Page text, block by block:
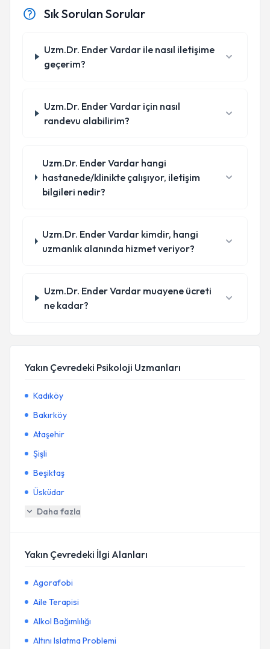
Sık Sorulan Sorular
Uzm.Dr. Ender Vardar ile nasıl iletişime
geçerim?
Uzm.Dr. Ender Vardar için nasıl
randevu alabilirim?
Uzm.Dr. Ender Vardar hangi
hastanede/klinikte çalışıyor, iletişim
bilgileri nedir?
Uzm.Dr. Ender Vardar kimdir, hangi
uzmanlık alanında hizmet veriyor?
Uzm.Dr. Ender Vardar muayene ücreti
ne kadar?
Yakın Çevredeki Psikoloji Uzmanları
Kadıköy
Bakırköy
Ataşehir
Şişli
Beşiktaş
Üsküdar
Daha fazla
Yakın Çevredeki İlgi Alanları
Agorafobi
Aile Terapisi
Alkol Bağımlılığı
Altını Islatma Problemi